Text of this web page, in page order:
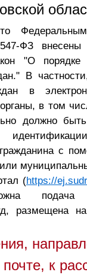
ФЗ внесены
"О порядке
В
в
органы, в том
должно
с
(https://
подача
размещена
почте, к